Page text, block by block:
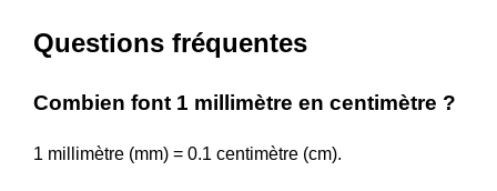
Questions fréquentes
Combien font 1 millimètre en centimètre ?
1 millimètre (mm) = 0.1 centimètre (cm).